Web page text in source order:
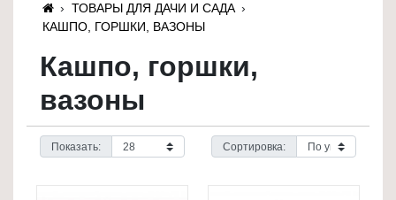
ТОВАРЫ ДЛЯ ДАЧИ И САДА
КАШПО, ГОРШКИ, ВАЗОНЫ
Кашпо, горшки,
вазоны
Показать: Сортировка:
для
Товары
для
≡